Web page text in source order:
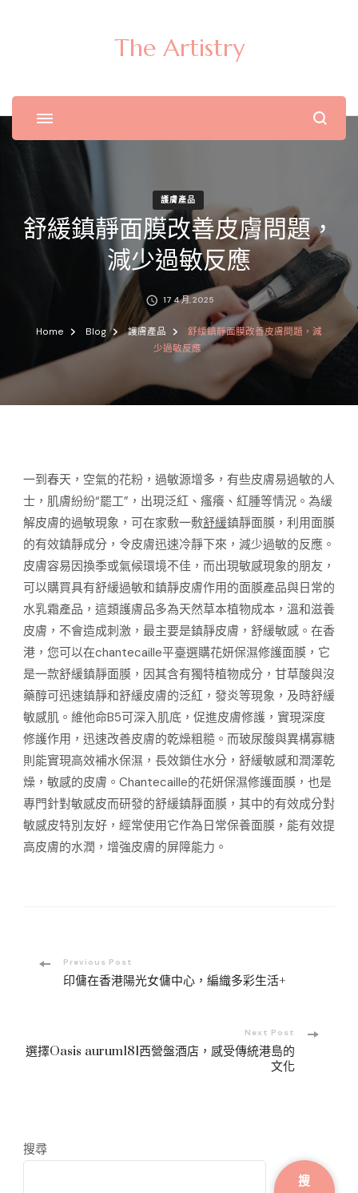
The Artistry
護膚產品
舒緩鎮靜面膜改善皮膚問題，
減少過敏反應
17 4 月, 2025
Home Blog 護膚產品
舒緩鎮靜面膜改善皮膚問題，減
少過敏反應
一到春天，空氣的花粉，過敏源增多，有些皮膚易過敏的人
士，肌膚紛紛“罷工”，出現泛紅、瘙癢、紅腫等情況。為緩
解皮膚的過敏現象，可在家敷一敷舒緩鎮靜面膜，利用面膜
的有效鎮靜成分，令皮膚迅速冷靜下來，減少過敏的反應。
皮膚容易因換季或氣候環境不佳，而出現敏感現象的朋友，
可以購買具有舒緩過敏和鎮靜皮膚作用的面膜產品與日常的
水乳霜產品，這類護膚品多為天然草本植物成本，溫和滋養
皮膚，不會造成刺激，最主要是鎮靜皮膚，舒緩敏感。在香
港，您可以在chantecaille平臺選購花妍保濕修護面膜，它
是一款舒緩鎮靜面膜，因其含有獨特植物成分，甘草酸與沒
藥醇可迅速鎮靜和舒緩皮膚的泛紅，發炎等現象，及時舒緩
敏感肌。維他命B5可深入肌底，促進皮膚修護，實現深度
修護作用，迅速改善皮膚的乾燥粗糙。而玻尿酸與異構寡糖
則能實現高效補水保濕，長效鎖住水分，舒緩敏感和潤澤乾
燥，敏感的皮膚。Chantecaille的花妍保濕修護面膜，也是
專門針對敏感皮而研發的舒緩鎮靜面膜，其中的有效成分對
敏感皮特別友好，經常使用它作為日常保養面膜，能有效提
高皮膚的水潤，增強皮膚的屏障能力。
PostPrevious Post
印傭在香港陽光女傭中心，編織多彩生活+
Next Post
選擇Oasis aurum181西營盤酒店，感受傳統港島的
文化
搜尋
搜